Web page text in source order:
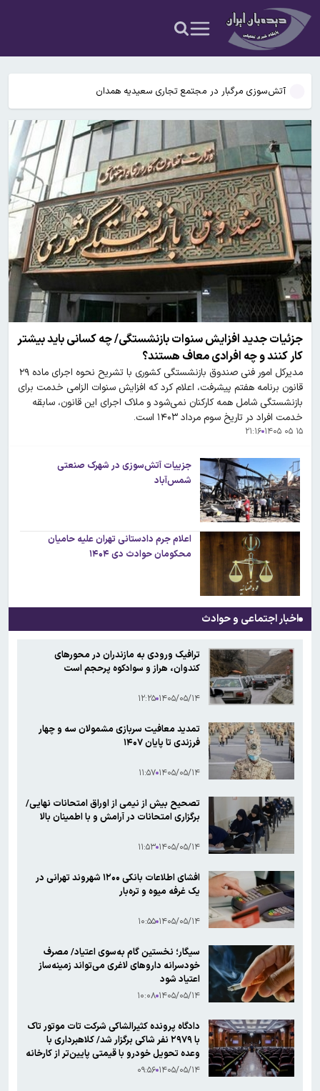
عکس و فیلم
یافته جدید: سرعت گرمایش جهانی در یک دهه گذشته تقریباً دو برابر
شده است
جزئیات جدید افزایش سنوات بازنشستگی/ چه کسانی باید بیشتر کار کنند و
چه افرادی معاف هستند؟
آتش‌سوزی مرگبار در مجتمع تجاری سعیدیه همدان
دانشمندان راز آبشار خونین جنوبگان را کشف کردند
بوگاتی سفارشی با نام «دِستِریِر» معرفی شد / W۱۶ هنوز نفس می‌کشد /
عکس و فیلم
یافته جدید: سرعت گرمایش جهانی در یک دهه گذشته تقریباً دو برابر
شده است
جزئیات جدید افزایش سنوات بازنشستگی/ چه کسانی باید بیشتر کار کنند و
چه افرادی معاف هستند؟
جزئیات جدید افزایش سنوات بازنشستگی/ چه کسانی باید بیشتر
کار کنند و چه افرادی معاف هستند؟
مدیرکل امور فنی صندوق بازنشستگی کشوری با تشریح نحوه اجرای ماده ۲۹
قانون برنامه هفتم پیشرفت، اعلام کرد که افزایش سنوات الزامی خدمت برای
بازنشستگی شامل همه کارکنان نمی‌شود و ملاک اجرای این قانون، سابقه
خدمت افراد در تاریخ سوم مرداد ۱۴۰۳ است.
۱۵ ۰۵ ۱۴۰۵ ۲۱:۱۶
جزییات آتش‌سوزی در شهرک صنعتی
شمس‌آباد
اعلام جرم دادستانی تهران علیه حامیان
محکومان حوادث دی ۱۴۰۴
اخبار اجتماعی و حوادث
ترافیک ورودی به مازندران در محورهای
کندوان، هراز و سوادکوه پرحجم است
۱۴۰۵/۰۵/۱۴ ۱۲:۲۵
تمدید معافیت سربازی مشمولان سه و چهار
فرزندی تا پایان ۱۴۰۷
۱۴۰۵/۰۵/۱۴ ۱۱:۵۷
تصحیح بیش از نیمی از اوراق امتحانات نهایی/
برگزاری امتحانات در آرامش و با اطمینان بالا
۱۴۰۵/۰۵/۱۴ ۱۱:۵۳
افشای اطلاعات بانکی ۱۲۰۰ شهروند تهرانی در
یک غرفه میوه و تره‌بار
۱۴۰۵/۰۵/۱۴ ۱۰:۵۵
سیگار؛ نخستین گام به‌سوی اعتیاد/ مصرف
خودسرانه داروهای لاغری می‌تواند زمینه‌ساز
اعتیاد شود
۱۴۰۵/۰۵/۱۴ ۱۰:۰۸
دادگاه پرونده کثیرالشاکی شرکت تات موتور تاک
با ۲۹۷۹ نفر شاکی برگزار شد/ کلاهبرداری با
وعده تحویل خودرو با قیمتی پایین‌تر از کارخانه
۱۴۰۵/۰۵/۱۴ ۰۹:۵۶